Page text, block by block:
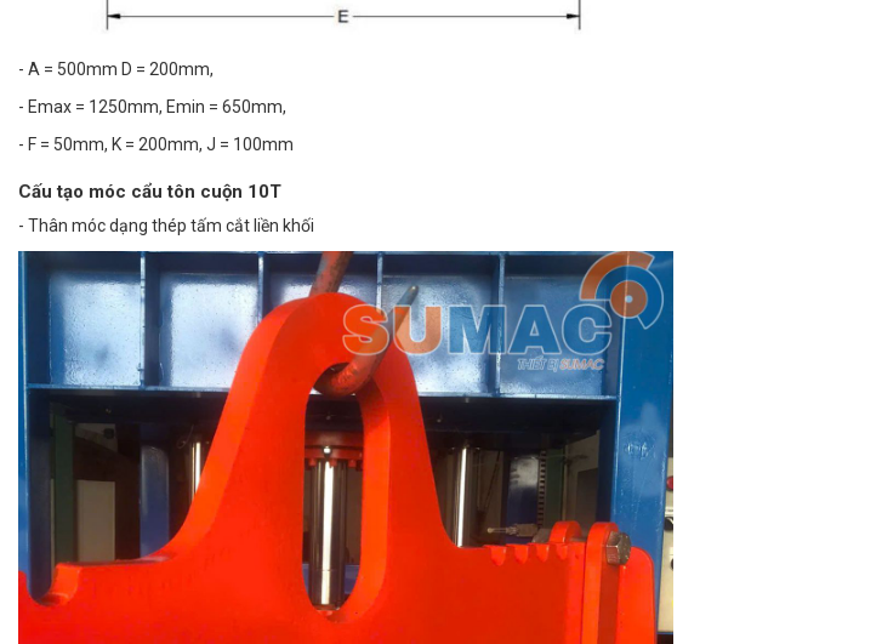
- A = 500mm D = 200mm,
- Emax = 1250mm, Emin = 650mm,
- F = 50mm, K = 200mm, J = 100mm
Cấu tạo móc cẩu tôn cuộn 10T
- Thân móc dạng thép tấm cắt liền khối